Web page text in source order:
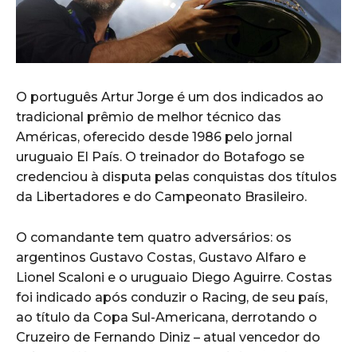
O português Artur Jorge é um dos indicados ao
tradicional prêmio de melhor técnico das
Américas, oferecido desde 1986 pelo jornal
uruguaio El País. O treinador do Botafogo se
credenciou à disputa pelas conquistas dos títulos
da Libertadores e do Campeonato Brasileiro.
O comandante tem quatro adversários: os
argentinos Gustavo Costas, Gustavo Alfaro e
Lionel Scaloni e o uruguaio Diego Aguirre. Costas
foi indicado após conduzir o Racing, de seu país,
ao título da Copa Sul-Americana, derrotando o
Cruzeiro de Fernando Diniz – atual vencedor do